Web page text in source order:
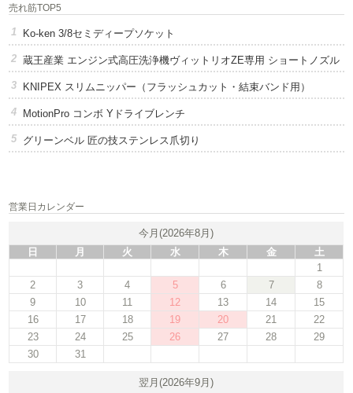
売れ筋TOP5
Ko-ken 3/8セミディープソケット
蔵王産業 エンジン式高圧洗浄機ヴィットリオZE専用 ショートノズル
KNIPEX スリムニッパー（フラッシュカット・結束バンド用）
MotionPro コンボ Yドライブレンチ
グリーンベル 匠の技ステンレス爪切り
営業日カレンダー
今月(2026年8月)
日
月 火 水 木 金
土
1
2
3 4 5 6 7
8
9
10 11 12 13 14
15
16
17 18 19 20 21
22
23
24 25 26 27 28
29
30
31
翌月(2026年9月)